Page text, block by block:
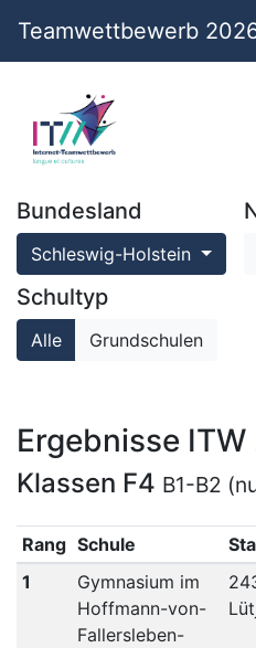
Teamwettbewerb
Bundesland
Schleswig-Holstein
Schultyp
Alle Grundschulen
Ergebnisse
Klassen F4 B1-B2
Rang Schule
1
Gymnasium im
Hoffmann-von-
Fallersleben-